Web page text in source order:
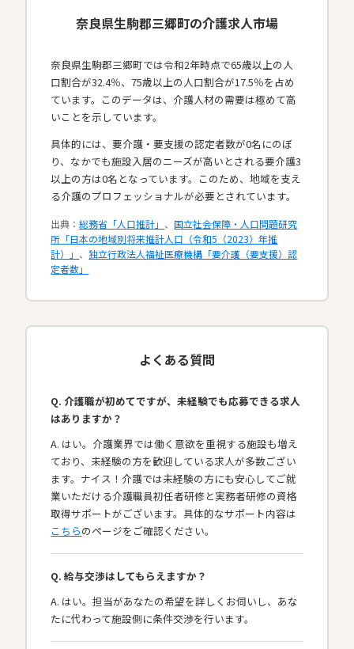
奈良県生駒郡三郷町の介護求人市場
奈良県生駒郡三郷町では令和2年時点で65歳以上の人
口割合が32.4％、75歳以上の人口割合が17.5％を占め
ています。このデータは、介護人材の需要は極めて高
いことを示しています。
具体的には、要介護・要支援の認定者数が0名にのぼ
り、なかでも施設入居のニーズが高いとされる要介護3
以上の方は0名となっています。このため、地域を支え
る介護のプロフェッショナルが必要とされています。​
出典：総務省「人口推計」 、国立社会保障・人口問題研究
所「日本の地域別将来推計人口（令和5（2023）年推
計）」 、独立行政法人福祉医療機構「要介護（要支援）認
定者数」
よくある質問
Q. 介護職が初めてですが、未経験でも応募できる求人
はありますか？
A. はい。介護業界では働く意欲を重視する施設も増え
ており、未経験の方を歓迎している求人が多数ござい
ます。ナイス！介護では未経験の方にも安心してご就
業いただける介護職員初任者研修と実務者研修の資格
取得サポートがございます。具体的なサポート内容は
こちらのページをご確認ください。
Q. 給与交渉はしてもらえますか？
A. はい。担当があなたの希望を詳しくお伺いし、あな
たに代わって施設側に条件交渉を行います。